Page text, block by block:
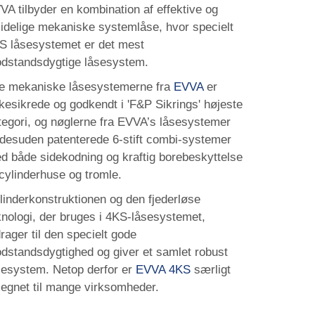
tilbyder en kombination af effektive og
mekaniske systemlåse, hvor specielt
låsesystemet er det mest
låsesystem.
mekaniske låsesystemerne fra EVVAer
og godkendt i 'F&P Sikrings' højeste
og nøglerne fra EVVA’s låsesystemer
patenterede 6-stift combi-systemer
både sidekodning og kraftig borebeskyttelse
og tromle.
og den fjederløse
der bruges i 4KS-låsesystemet,
til den specielt gode
og giver et samlet robust
Netop derfor er EVVA 4KS særligt
til mange virksomheder.